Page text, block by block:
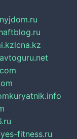
lcna.kz
avtoguru.net
kuryatnik.info
yes-fitness.ru